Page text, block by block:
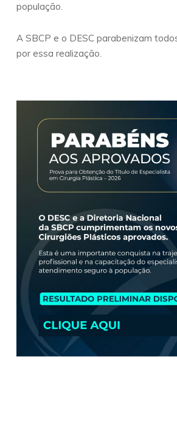
população.
A SBCP e o DESC parabenizam
por essa realização.